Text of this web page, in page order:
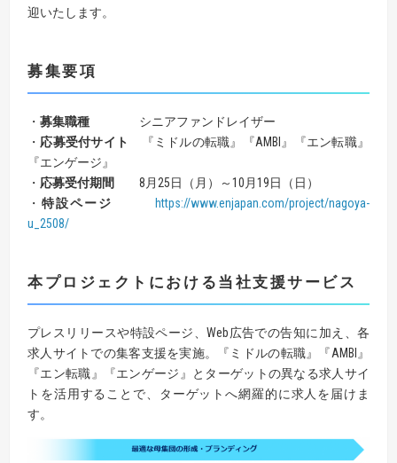
迎いたします。
募集要項
・ 募集職種 シニアファンドレイザー
・ 応募受付サイト
『ミドルの転職』『AMBI』『エン転職』
『エンゲージ』
・ 応募受付期間
8月25日（月）～10月19日（日）
・ 特設ページ
https://www.enjapan.com/project/nagoya-
u_2508/
本プロジェクトにおける当社支援サービス
プレスリリースや特設ページ、Web広告での告知に加え、各
求人サイトでの集客支援を実施。『ミドルの転職』『AMBI』
『エン転職』『エンゲージ』とターゲットの異なる求人サイ
トを活用することで、ターゲットへ網羅的に求人を届けま
す。